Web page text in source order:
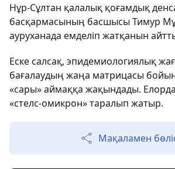
Нұр-Сұлтан қалалық қоғамдық
басқармасының басшысы Тимур
ауруханада емделіп жатқанын
Еске салсақ, эпидемиологиялық
бағалаудың жаңа матрицасы
«сары» аймаққа жақындады.
«стелс-омикрон» таралып жатыр.
Мақаламен